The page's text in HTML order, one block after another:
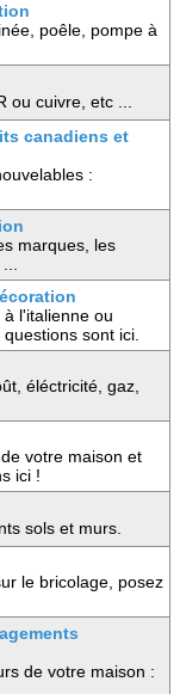
poêle, pompe à
ou cuivre, etc ...
canadiens et
:
marques, les
l'italienne ou
sont ici.
éléctricité, gaz,
votre maison et
ici !
sols et murs.
le bricolage, posez
de votre maison :